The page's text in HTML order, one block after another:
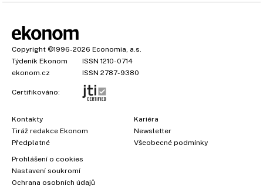
Copyright ©1996-2026 Economia, a.s.
Týdeník Ekonom
ISSN 1210-0714
ekonom.cz
ISSN 2787-9380
Certifikováno:
Kontakty
Tiráž redakce Ekonom
Předplatné
Kariéra
Newsletter
Všeobecné podmínky
Prohlášení o cookies
Nastavení soukromí
Ochrana osobních údajů